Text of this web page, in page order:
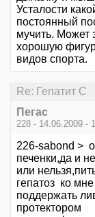
Усталости
постоянный
мучить. Может
хорошую
видов спорта.
Re: Гепатит С
Пегас
228 - 14.06.2009 -
226-sabond >
печенки,да и
или
гепатоз ко
поддержать